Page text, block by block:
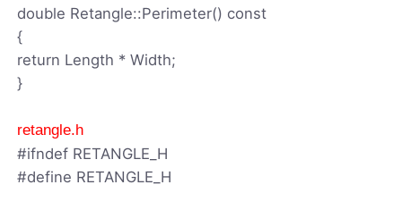
double Retangle::Perimeter() const
{
return Length * Width;
}
retangle.h
#ifndef RETANGLE_H
#define RETANGLE_H